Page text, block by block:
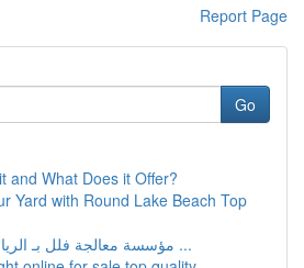
Report Page
Go
and What Does it Offer?
Yard with Round Lake Beach Top
مؤسسة معالجة فلل بـ الرياض: دليل شامل ...